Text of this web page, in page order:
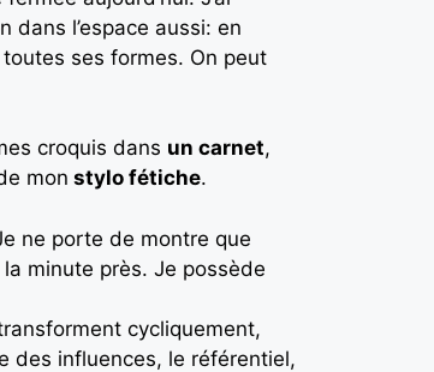
dans l’espace aussi: en
ses formes. On peut
croquis dans un carnet,
mon stylo fétiche.
ne porte de montre que
minute près. Je possède
cycliquement,
des influences, le référentiel,